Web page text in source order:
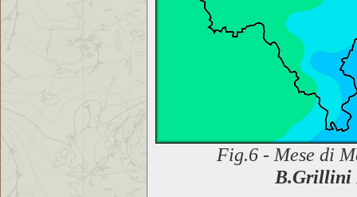
Fig.6 - Mese di
B.Grillini